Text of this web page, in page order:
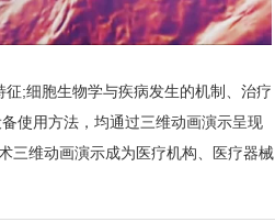
;细胞生物学与疾病发生的机制、治疗
使用方法，均通过三维动画演示呈现
三维动画演示成为医疗机构、医疗器械